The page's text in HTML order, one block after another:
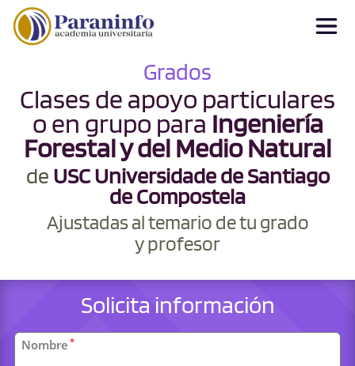
Grados
Clases de apoyo particulares
o en grupo para Ingeniería
Forestal y del Medio Natural
de USC Universidade de Santiago
de Compostela
Ajustadas al temario de tu grado
y profesor
Solicita información
Datos
personales
Nombre *